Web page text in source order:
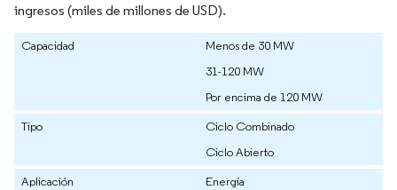
ingresos (miles de millones de USD).
Capacidad
Menos de 30 MW
31-120 MW
Por encima de 120 MW
Tipo
Ciclo Combinado
Ciclo Abierto
Aplicación
Energía